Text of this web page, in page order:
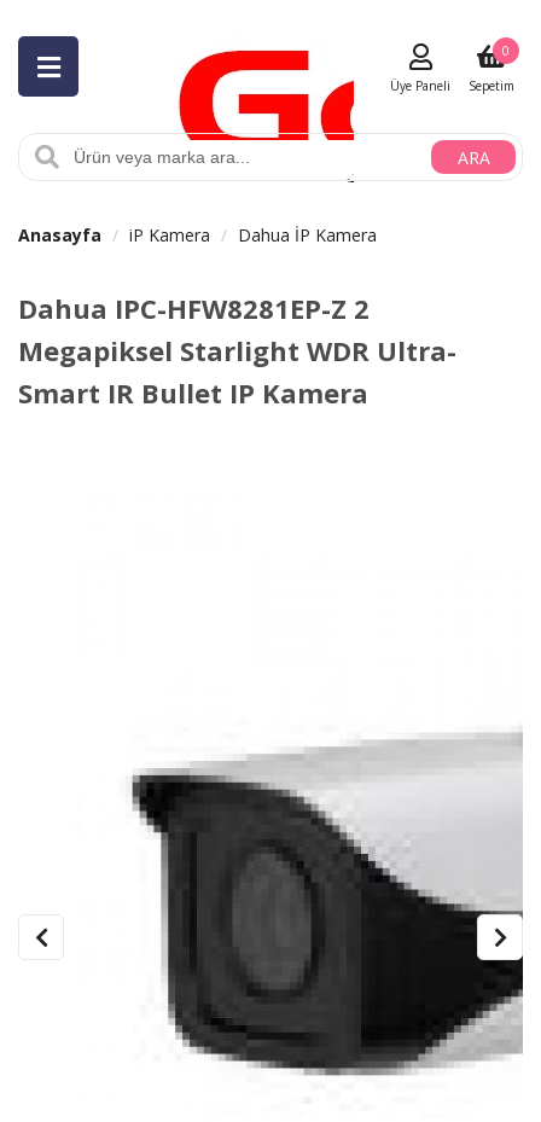
ARA
Üye Paneli Sepetim
0
Anasayfa iP Kamera Dahua İP Kamera
Dahua IPC-HFW8281EP-Z 2
Megapiksel Starlight WDR Ultra-
Smart IR Bullet IP Kamera